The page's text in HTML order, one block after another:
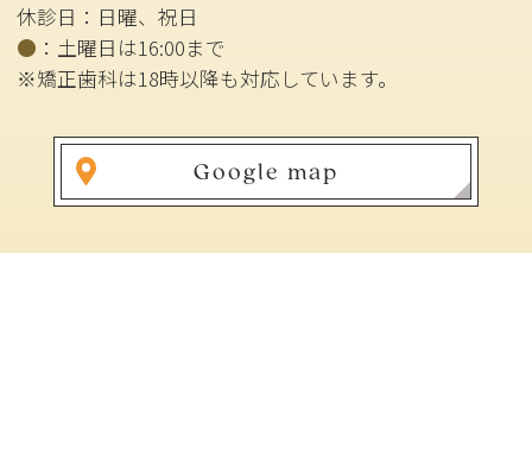
休診日：日曜、祝日
● ：土曜日は16:00まで
※矯正歯科は18時以降も対応しています。
Google map